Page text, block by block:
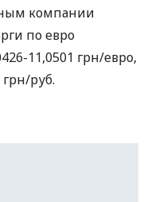
компании
по евро
11,0501 грн/евро,
руб.